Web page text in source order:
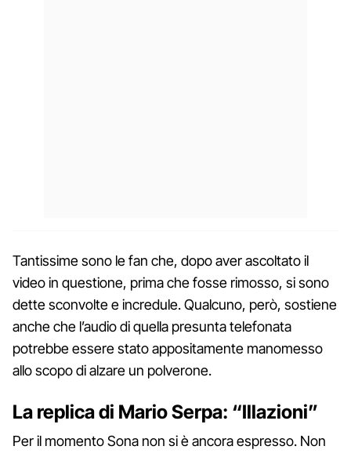
Tantissime sono le fan che, dopo aver ascoltato il
video in questione, prima che fosse rimosso, si sono
dette sconvolte e incredule. Qualcuno, però, sostiene
anche che l’audio di quella presunta telefonata
potrebbe essere stato appositamente manomesso
allo scopo di alzare un polverone.
La replica di Mario Serpa: “Illazioni”
Per il momento Sona non si è ancora espresso. Non